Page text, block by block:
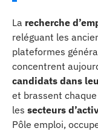
La recherche
reléguant les
plateformes
concentrent
candidats dans
et brassent
les secteurs
Pôle emploi,